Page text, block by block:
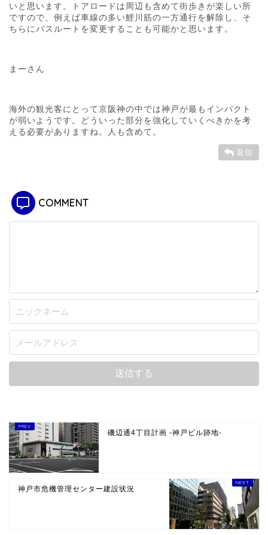
いと思います。トアロードは周辺も含めて街歩きが楽しい所
ですので、例えば車線の多い鯉川筋の一方通行を解除し、そ
ちらにバスルートを変更することも可能かと思います。
まーさん
海外の観光客にとって京阪神の中では神戸が最もインパクト
が弱いようです。どういった部分を強化していくべきかを考
える必要がありますね。人も含めて。
返信
COMMENT
磯辺通4丁目計画 -神戸ビル跡地-
神戸市危機管理センター建設状況